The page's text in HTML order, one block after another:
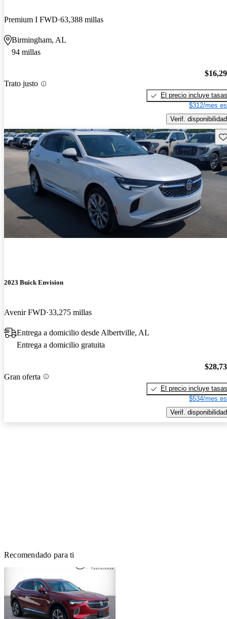
Premium I FWD 63,388 millas
Birmingham, AL
94 millas
Trato justo
El precio incluye tasas
$312/mes
Verif. disponibilidad
2023 Buick Envision
Avenir FWD 33,275 millas
Entrega a domicilio desde Albertville, AL
Entrega a domicilio gratuita
Gran oferta
El precio incluye tasas
$534/mes
Verif. disponibilidad
Recomendado para ti